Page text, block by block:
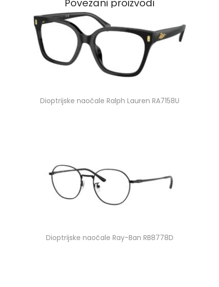
Dioptrijske naočale Ralph Lauren RA7158U
Dioptrijske naočale Ray-Ban RB8778D